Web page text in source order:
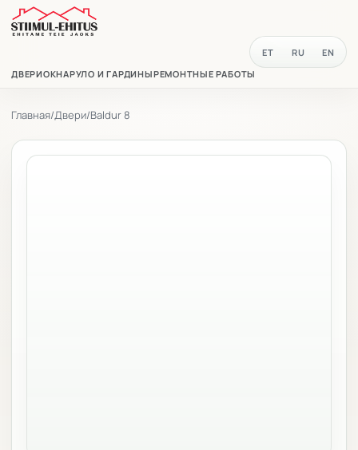
ДВЕРИОКНАРУЛО И ГАРДИНЫРЕМОНТНЫЕ РАБОТЫ
ET RU EN
Главная/Двери/Baldur 8